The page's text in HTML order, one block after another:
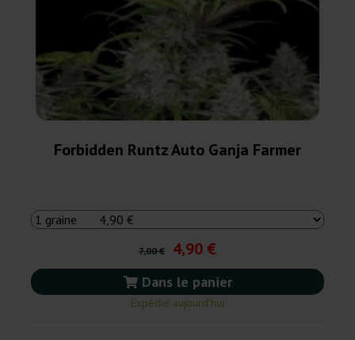
Forbidden Runtz Auto Ganja Farmer
7,00 € 4,90 €
Dans le panier
Expédié aujourd’hui